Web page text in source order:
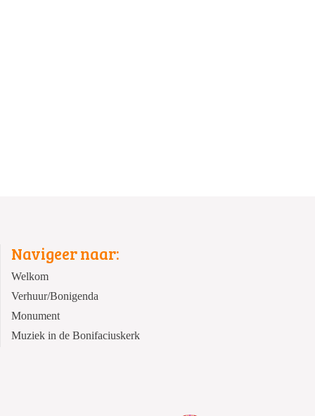
Navigeer naar:
Welkom
Verhuur/Bonigenda
Monument
Muziek in de Bonifaciuskerk